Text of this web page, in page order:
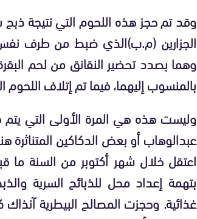
الجزارين (م.ب)الذي ضبط من طرف
وهما بصدد تحضير النقانق من لحم
بالمنسوب إليهما، فيما تم إتلاف اللحوم
وليست هذه هي المرة الأولى التي
عبدالوهاب أو بعض الدكاكين المتناثرة
اعتقل خلال شهر أكتوبر من السنة
بتهمة إعداد محل للذبائح السرية
غذائية. وحجزت المصالح البيطرية